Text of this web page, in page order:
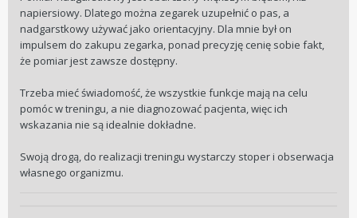
napiersiowy. Dlatego można zegarek uzupełnić o pas, a
nadgarstkowy używać jako orientacyjny. Dla mnie był on
impulsem do zakupu zegarka, ponad precyzję cenię sobie fakt,
że pomiar jest zawsze dostępny.
Trzeba mieć świadomość, że wszystkie funkcje mają na celu
pomóc w treningu, a nie diagnozować pacjenta, więc ich
wskazania nie są idealnie dokładne.
Swoją drogą, do realizacji treningu wystarczy stoper i obserwacja
własnego organizmu.